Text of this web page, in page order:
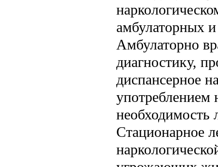
амбулаторных
Амбулаторно
диагностику,
диспансерное
употреблением
необходимость
Стационарное